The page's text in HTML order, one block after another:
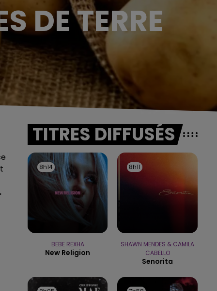
DE TERRE
TITRES DIFFUSÉS
8h14
8h14
BEBE REXHA
New Religion
8h11
8h11
SHAWN MENDES & CAMILA
CABELLO
Senorita